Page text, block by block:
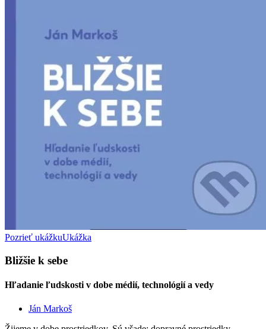
Pozrieť ukážkuUkážka
Bližšie k sebe
Hľadanie ľudskosti v dobe médií, technológií a vedy
Ján Markoš